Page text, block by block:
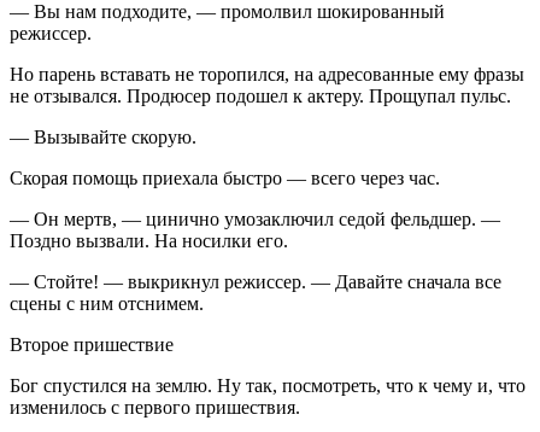
— Вы нам подходите, — промолвил шокированный
режиссер.
Но парень вставать не торопился, на адресованные ему фразы
не отзывался. Продюсер подошел к актеру. Прощупал пульс.
— Вызывайте скорую.
Скорая помощь приехала быстро — всего через час.
— Он мертв, — цинично умозаключил седой фельдшер. —
Поздно вызвали. На носилки его.
— Стойте! — выкрикнул режиссер. — Давайте сначала все
сцены с ним отснимем.
Второе пришествие
Бог спустился на землю. Ну так, посмотреть, что к чему и, что
изменилось с первого пришествия.